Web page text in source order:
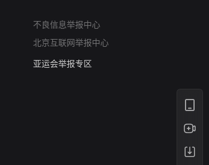
不良信息举报中心
北京互联网举报中心
算法推荐专项举报
亚运会举报专区